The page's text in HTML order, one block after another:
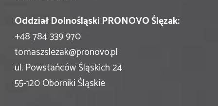
Oddział Dolnośląski PRONOVO Ślęzak:
+48 784 339 970
tomaszslezak@pronovo.pl
ul. Powstańców Śląskich 24
55-120 Oborniki Śląskie